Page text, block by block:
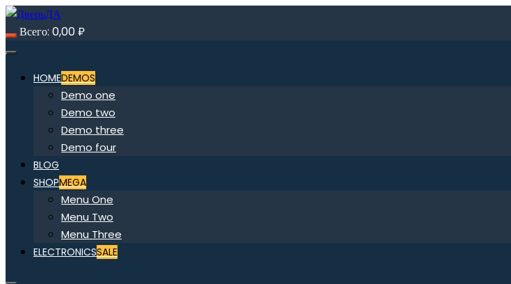
Всего: 0,00₽
HOMEDEMOS
Demo one
Demo two
Demo three
Demo four
BLOG
SHOPMEGA
Menu One
Menu Two
Menu Three
ELECTRONICSSALE